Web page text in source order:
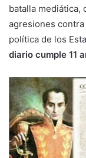
batalla mediática,
agresiones
política de los
diario cumple 11